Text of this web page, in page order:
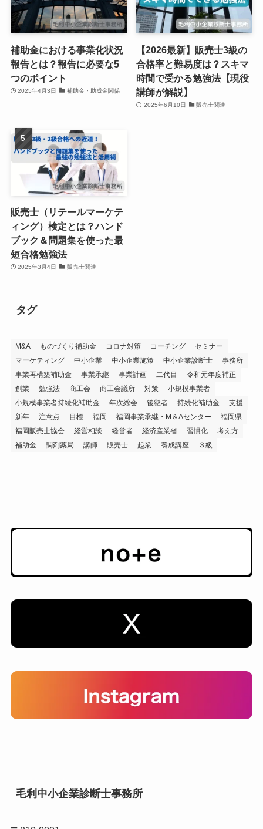
補助金における事業化状況
報告とは？報告に必要な5
つのポイント
2025年4月3日 補助金・助成金関係
【2026最新】販売士3級の
合格率と難易度は？スキマ
時間で受かる勉強法【現役
講師が解説】
2025年6月10日 販売士関連
販売士（リテールマーケテ
ィング）検定とは？ハンド
ブック＆問題集を使った最
短合格勉強法
2025年3月4日 販売士関連
タグ
M&A ものづくり補助金 コロナ対策 コーチング
セミナー
マーケティング
中小企業 中小企業施策 中小企業診断士
事務所
事業再構築補助金
事業承継 事業計画 二代目
令和元年度補正
創業
勉強法 商工会 商工会議所 対策
小規模事業者
小規模事業者持続化補助金
年次総会 後継者 持続化補助金
支援
新年
注意点 目標 福岡 福岡事業承継・M＆Aセンター
福岡県
福岡販売士協会
経営相談 経営者 経済産業省 習慣化
考え方
補助金
調剤薬局 講師 販売士 起業 養成講座 ３級
毛利中小企業診断士事務所